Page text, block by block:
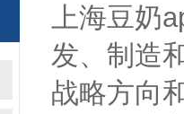
上海豆奶
发、制造
战略方向和